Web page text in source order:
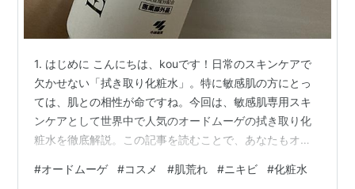
1. はじめに こんにちは、kouです！日常のスキンケアで
欠かせない「拭き取り化粧水」。特に敏感肌の方にとっ
ては、肌との相性が命ですね。今回は、敏感肌専用スキ
ンケアとして世界中で人気のオードムーゲの拭き取り化
粧水を徹底解説。この記事を読むことで、あなたもオー
ドムーゲとは？ オードムーゲは、フランス発の敏感肌専
#オードムーゲ #コスメ #肌荒れ #ニキビ #化粧水